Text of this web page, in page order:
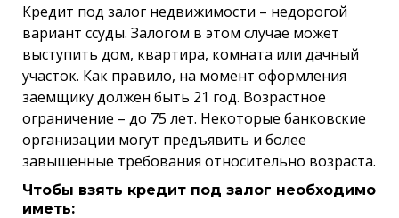
Кредит под залог недвижимости – недорогой
вариант ссуды. Залогом в этом случае может
выступить дом, квартира, комната или дачный
участок. Как правило, на момент оформления
заемщику должен быть 21 год. Возрастное
ограничение – до 75 лет. Некоторые банковские
организации могут предъявить и более
завышенные требования относительно возраста.
Чтобы взять кредит под залог необходимо
иметь: